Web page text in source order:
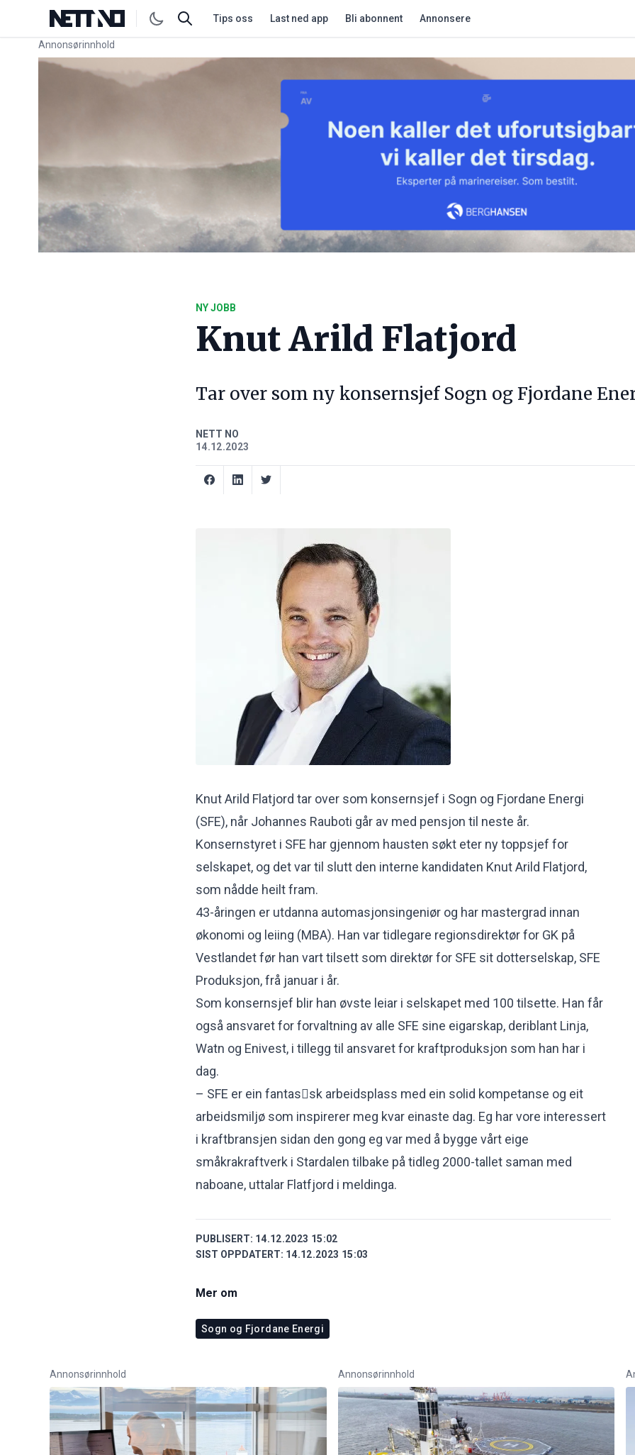
Tips oss Last ned app Bli abonnent Annonsere
Annonsørinnhold
Link for annonse
NY JOBB
Knut Arild Flatjord
Tar over som ny konsernsjef Sogn og Fjordane
NETT NO
14.12.2023
Knut Arild Flatjord tar over som konsernsjef i Sogn og Fjordane Energi
(SFE), når Johannes Rauboti går av med pensjon til neste år.
Konsernstyret i SFE har gjennom hausten søkt eter ny toppsjef for
selskapet, og det var til slutt den interne kandidaten Knut Arild Flatjord,
som nådde heilt fram.
43-åringen er utdanna automasjonsingeniør og har mastergrad innan
økonomi og leiing (MBA). Han var tidlegare regionsdirektør for GK på
Vestlandet før han vart tilsett som direktør for SFE sit dotterselskap, SFE
Produksjon, frå januar i år.
Som konsernsjef blir han øvste leiar i selskapet med 100 tilsette. Han får
også ansvaret for forvaltning av alle SFE sine eigarskap, deriblant Linja,
Watn og Enivest, i tillegg til ansvaret for kraftproduksjon som han har i
dag.
– SFE er ein fantas􀆟sk arbeidsplass med ein solid kompetanse og eit
arbeidsmiljø som inspirerer meg kvar einaste dag. Eg har vore interessert
i kraftbransjen sidan den gong eg var med å bygge vårt eige
småkrakraftverk i Stardalen tilbake på tidleg 2000-tallet saman med
naboane, uttalar Flatfjord i meldinga.
PUBLISERT: 14.12.2023 15:02
SIST OPPDATERT: 14.12.2023 15:03
Mer om
Sogn og Fjordane Energi
Annonsørinnhold Annonsørinnhold